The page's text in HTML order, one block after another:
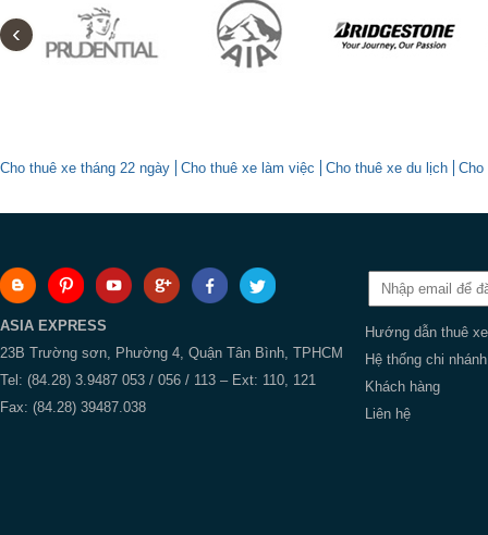
‹
Cho thuê xe tháng 22 ngày Cho thuê xe làm việc Cho thuê xe du lịch
ASIA EXPRESS
23B Trường sơn, Phường 4, Quận Tân Bình, TPHCM
Tel: (84.28) 3.9487 053 / 056 / 113 – Ext: 110, 121
Fax: (84.28) 39487.038
Hướng dẫn thuê xe
Hệ thống chi nhánh
Khách hàng
Liên hệ